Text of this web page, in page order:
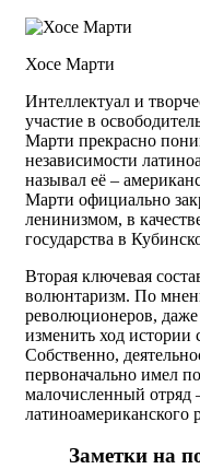
Хосе Марти
Интеллектуал и
участие в
Марти прекрасно
независимости
называл её –
Марти официально
ленинизмом, в
государства в
Вторая ключевая
волюнтаризм. По
революционеров,
изменить ход истории
Собственно,
первоначально имел
малочисленный
Заметки на